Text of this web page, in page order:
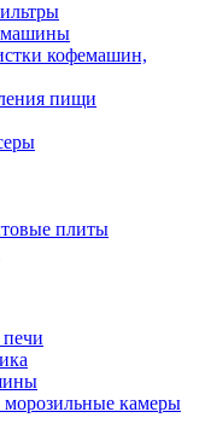
кофемашин,
пищи
плиты
камеры